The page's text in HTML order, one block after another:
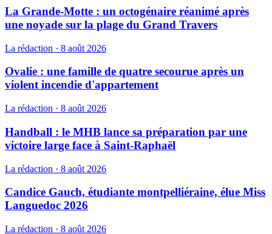
La Grande-Motte : un octogénaire réanimé après
une noyade sur la plage du Grand Travers
La rédaction · 8 août 2026
Ovalie : une famille de quatre secourue après un
violent incendie d'appartement
La rédaction · 8 août 2026
Handball : le MHB lance sa préparation par une
victoire large face à Saint-Raphaël
La rédaction · 8 août 2026
Candice Gauch, étudiante montpelliéraine, élue Miss
Languedoc 2026
La rédaction · 8 août 2026